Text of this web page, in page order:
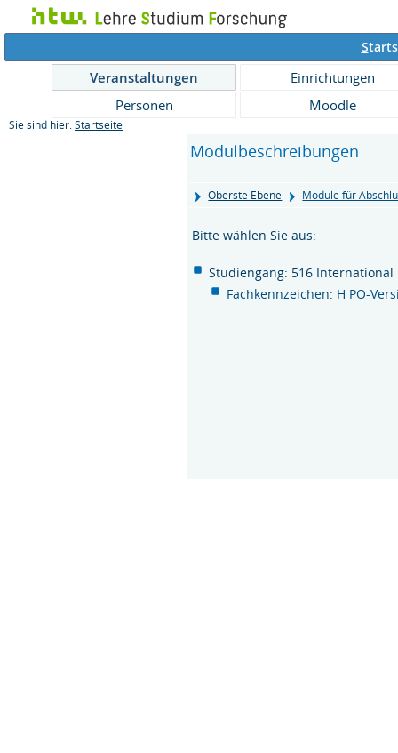
S
Veranstaltungen
Einrichtungen
Personen
Moodle
Sie sind hier: Startseite
Modulbeschreibungen
Oberste Ebene Module für
Bitte wählen Sie aus:
Studiengang: 516 International
Fachkennzeichen: H PO-